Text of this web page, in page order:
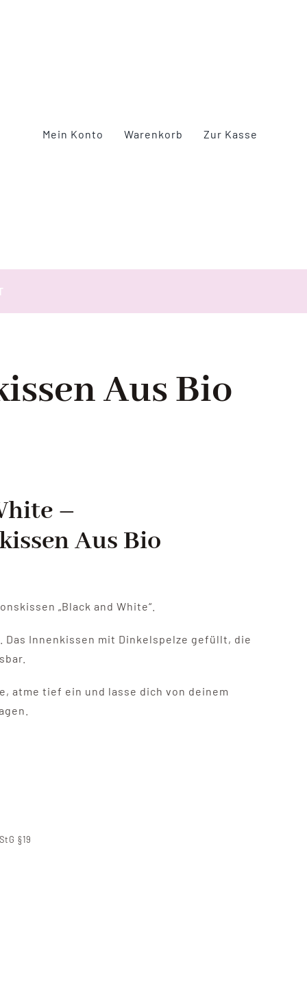
Mein Konto Warenkorb Zur Kasse
Aus Bio
–
Aus Bio
„Black and White“.
Das Innenkissen mit Dinkelspelze gefüllt, die
atme tief ein und lasse dich von deinem
§19